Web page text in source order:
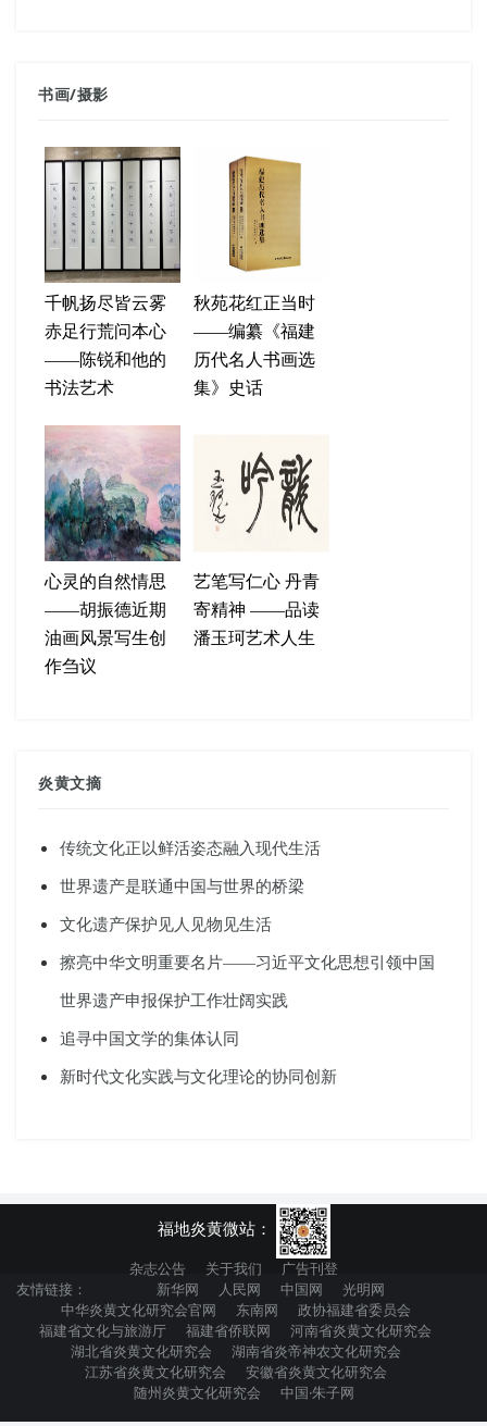
书画/摄影
千帆扬尽皆云雾
赤足行荒问本心
——陈锐和他的
书法艺术
秋苑花红正当时
——编纂《福建
历代名人书画选
集》史话
心灵的自然情思
——胡振德近期
油画风景写生创
作刍议
艺笔写仁心 丹青
寄精神 ——品读
潘玉珂艺术人生
炎黄文摘
传统文化正以鲜活姿态融入现代生活
世界遗产是联通中国与世界的桥梁
文化遗产保护见人见物见生活
擦亮中华文明重要名片——习近平文化思想引领中国
世界遗产申报保护工作壮阔实践
追寻中国文学的集体认同
新时代文化实践与文化理论的协同创新
福地炎黄微站：
杂志公告 关于我们
广告刊登
友情链接：
新华网 人民网 中国网
光明网
中华炎黄文化研究会官网
东南网
政协福建省委员会
福建省文化与旅游厅
福建省侨联网
河南省炎黄文化研究会
湖北省炎黄文化研究会
湖南省炎帝神农文化研究会
江苏省炎黄文化研究会
安徽省炎黄文化研究会
随州炎黄文化研究会
中国·朱子网